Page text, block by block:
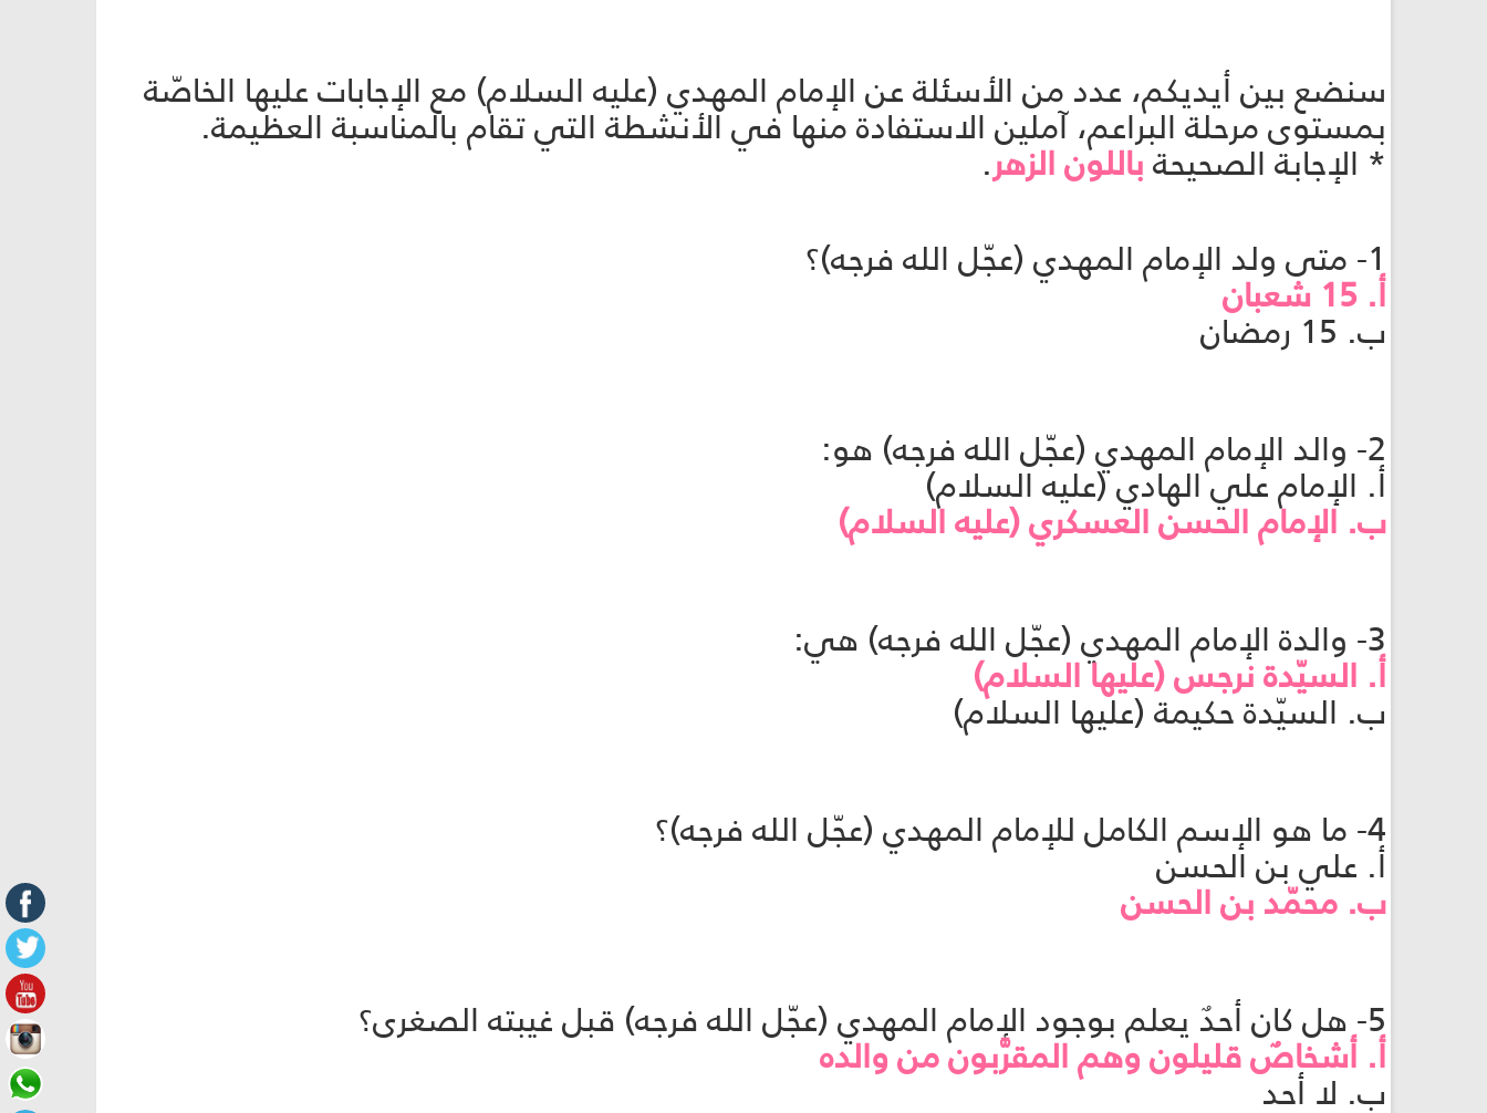
سنضع بين أيديكم، عدد من الأسئلة عن الإمام المهدي (عليه السلام) مع الإجابات عليها الخاصّة
بمستوى مرحلة البراعم، آملين الاستفادة منها في الأنشطة التي تقام بالمناسبة العظيمة.
* الإجابة الصحيحةباللون الزهر.
1- متى ولد الإمام المهدي (عجّل الله فرجه)؟
أ. 15 شعبان
ب. 15 رمضان
2- والد الإمام المهدي (عجّل الله فرجه) هو:
أ. الإمام علي الهادي (عليه السلام)
ب. الإمام الحسن العسكري (عليه السلام)
3- والدة الإمام المهدي (عجّل الله فرجه) هي:
أ. السيّدة نرجس (عليها السلام)
ب. السيّدة حكيمة (عليها السلام)
4- ما هو الإسم الكامل للإمام المهدي (عجّل الله فرجه)؟
أ. علي بن الحسن
ب. محمّد بن الحسن
5- هل كان أحدٌ يعلم بوجود الإمام المهدي (عجّل الله فرجه) قبل غيبته الصغرى؟
أ. أشخاصٌ قليلون وهم المقرَّبون من والده
ب. لا أحد